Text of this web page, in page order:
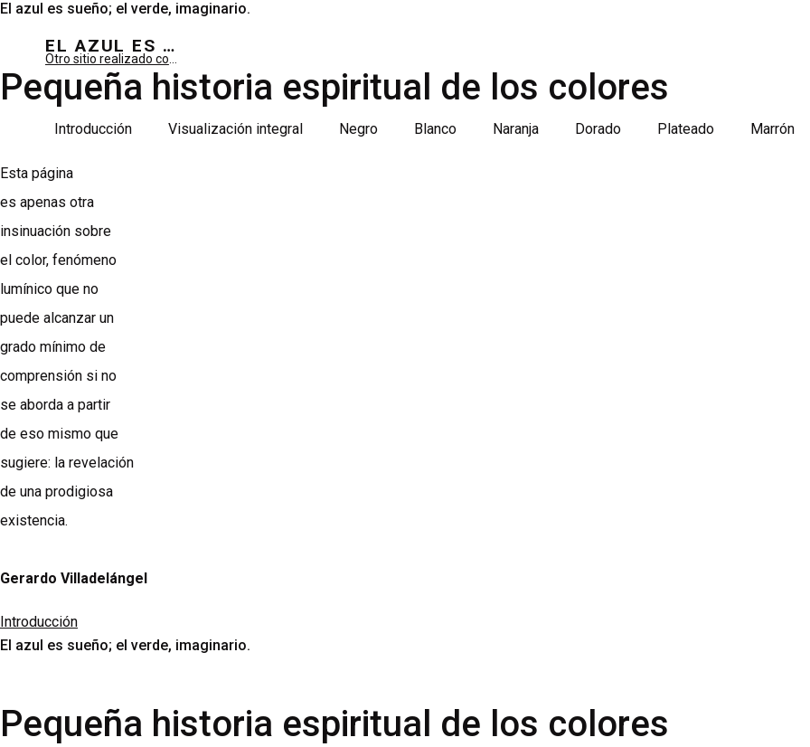
EL AZUL ES SUEÑO; EL VERDE ES IMAGINARIO
Introducción Visualización integral Negro Blanco Naranja Dorado Plateado Marrón
El azul es sueño; el verde, imaginario.
Pequeña historia espiritual de los colores
Esta página
es apenas otra
insinuación sobre
el color, fenómeno
lumínico que no
puede alcanzar un
grado mínimo de
comprensión si no
se aborda a partir
de eso mismo que
sugiere: la revelación
de una prodigiosa
existencia.
Gerardo Villadelángel
Introducción
El azul es sueño; el verde, imaginario.
Pequeña historia espiritual de los colores